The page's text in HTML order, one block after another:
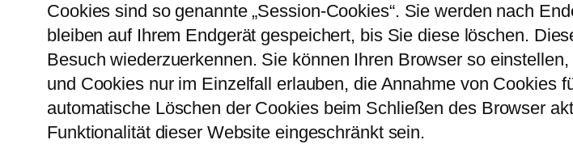
Cookies sind so genannte „Session-Cookies“. Sie werden nach
bleiben auf Ihrem Endgerät gespeichert, bis Sie diese löschen.
Besuch wiederzuerkennen. Sie können Ihren Browser so
und Cookies nur im Einzelfall erlauben, die Annahme von Cookies
automatische Löschen der Cookies beim Schließen des Browser
Funktionalität dieser Website eingeschränkt sein.